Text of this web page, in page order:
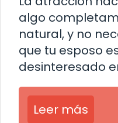
algo
natural, y no
que tu esposo
desinteresado
Leer más